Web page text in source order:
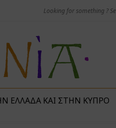
ΕΛΛΆΔΑ ΚΑΙ ΣΤΗΝ ΚΎΠΡΟ